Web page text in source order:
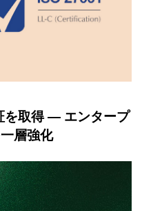
取得 ― エンタープ
層強化